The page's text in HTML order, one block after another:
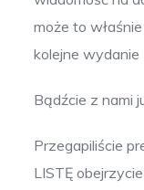
może to
kolejne wydanie
Bądźcie z nami
Przegapiliście
LISTĘ